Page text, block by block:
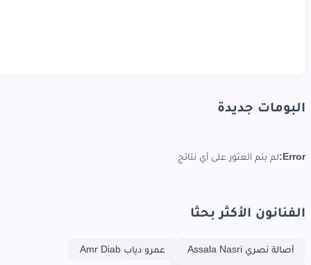
البومات جديدة
Error: لم يتم العثور على أي نتائج
الفنانون الأكثر بحثا
أصالة نصري Assala Nasri عمرو دياب Amr Diab